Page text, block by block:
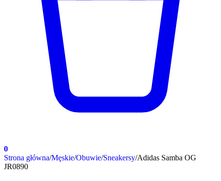
0
Strona główna/Męskie/Obuwie/Sneakersy/Adidas Samba OG
JR0890